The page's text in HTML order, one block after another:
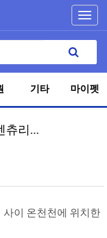
기타 마이펫
츄리...
이 온천천에 위치한